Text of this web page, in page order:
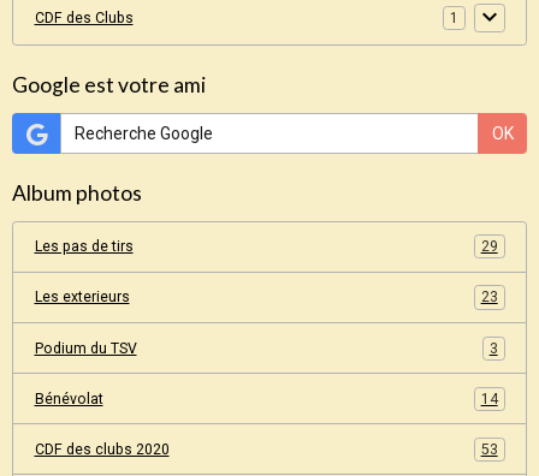
CDF des Clubs 1
Google est votre ami
OK
Album photos
Les pas de tirs 29
Les exterieurs 23
Podium du TSV 3
Bénévolat 14
CDF des clubs 2020 53